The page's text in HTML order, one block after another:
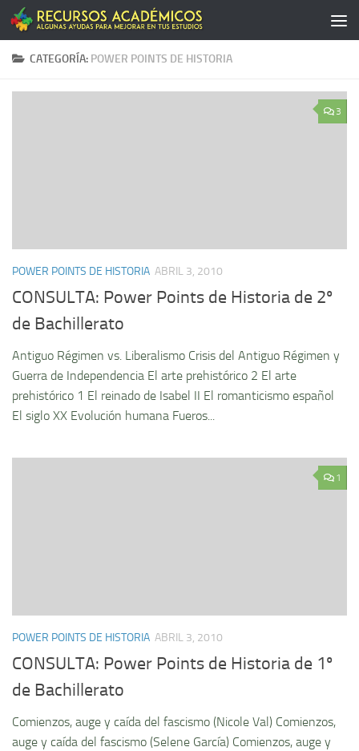
Saltar al contenido
CATEGORÍA: POWER POINTS DE HISTORIA
3
POWER POINTS DE HISTORIA ABRIL 3, 2010
CONSULTA: Power Points de Historia de 2º
de Bachillerato
Antiguo Régimen vs. Liberalismo Crisis del Antiguo Régimen y
Guerra de Independencia El arte prehistórico 2 El arte
prehistórico 1 El reinado de Isabel II El romanticismo español
El siglo XX Evolución humana Fueros...
1
POWER POINTS DE HISTORIA ABRIL 3, 2010
CONSULTA: Power Points de Historia de 1º
de Bachillerato
Comienzos, auge y caí­da del fascismo (Nicole Val) Comienzos,
auge y caí­da del fascismo (Selene Garcí­a) Comienzos, auge y